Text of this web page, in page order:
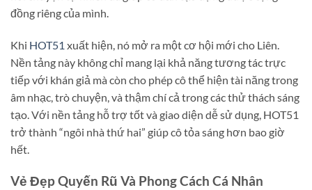
đồng riêng của mình.
Khi HOT51 xuất hiện, nó mở ra một cơ hội mới cho Liên.
Nền tảng này không chỉ mang lại khả năng tương tác trực
tiếp với khán giả mà còn cho phép cô thể hiện tài năng trong
âm nhạc, trò chuyện, và thậm chí cả trong các thử thách sáng
tạo. Với nền tảng hỗ trợ tốt và giao diện dễ sử dụng, HOT51
trở thành “ngôi nhà thứ hai” giúp cô tỏa sáng hơn bao giờ
hết.
Vẻ Đẹp Quyến Rũ Và Phong Cách Cá Nhân